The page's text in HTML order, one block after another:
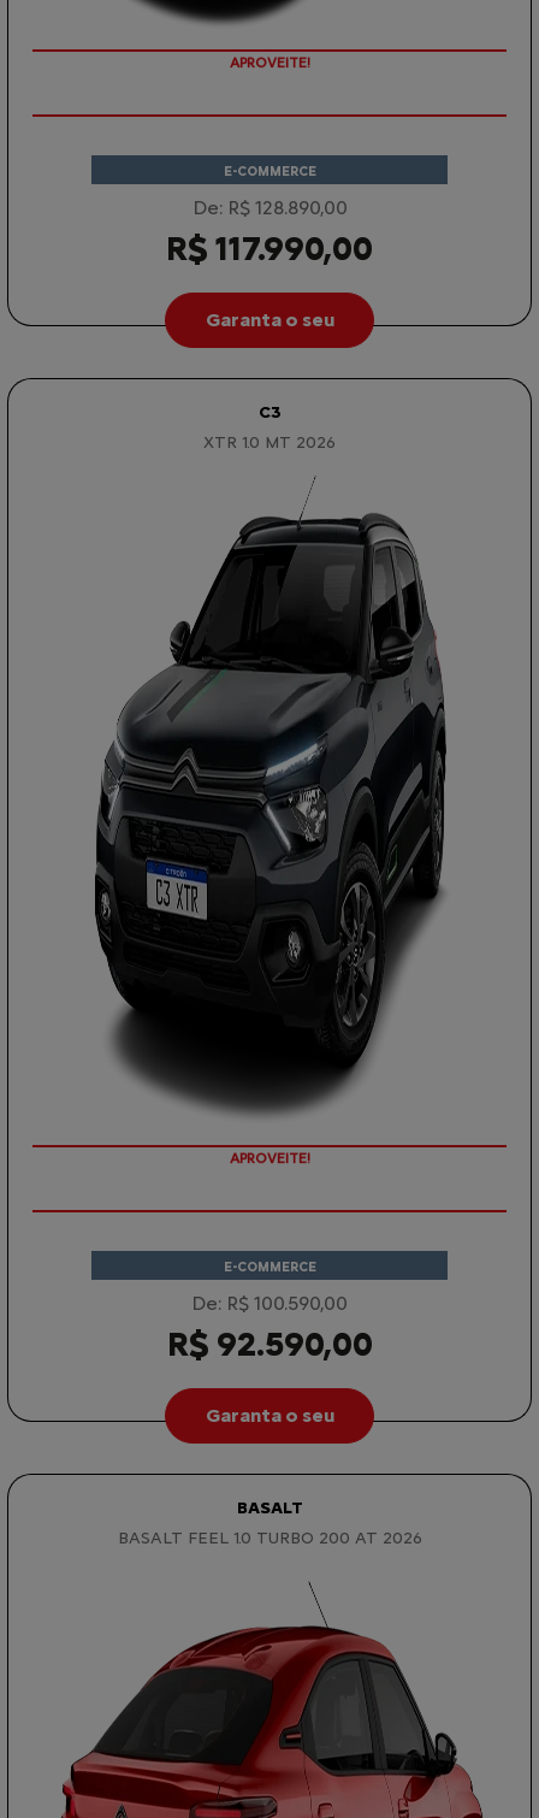
PREÇOS REDUZIDOS
E-COMMERCE
De: R$ 128.890,00
R$ 117.990,00
Garanta o seu
C3
XTR 1.0 MT 2026
PREÇOS REDUZIDOS
E-COMMERCE
De: R$ 100.590,00
R$ 92.590,00
Garanta o seu
BASALT
BASALT FEEL 1.0 TURBO 200 AT 2026